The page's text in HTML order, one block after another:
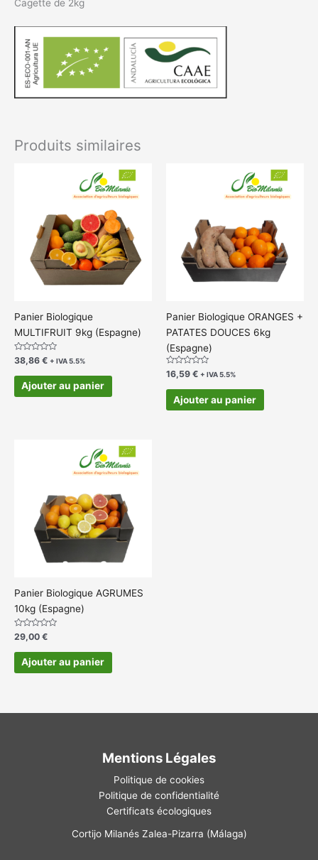
Cagette de 2kg
Produits similaires
Panier Biologique
MULTIFRUIT 9kg (Espagne)
Note
0
sur
38,86 € + IVA 5.5%
Ajouter au panier
Panier Biologique ORANGES +
PATATES DOUCES 6kg
(Espagne)
Note
0
sur
16,59 € + IVA 5.5%
Ajouter au panier
Panier Biologique AGRUMES
10kg (Espagne)
Note
0
sur
29,00 €
Ajouter au panier
Mentions Légales
Politique de cookies
Politique de confidentialité
Certificats écologiques
Cortijo Milanés Zalea-Pizarra (Málaga)